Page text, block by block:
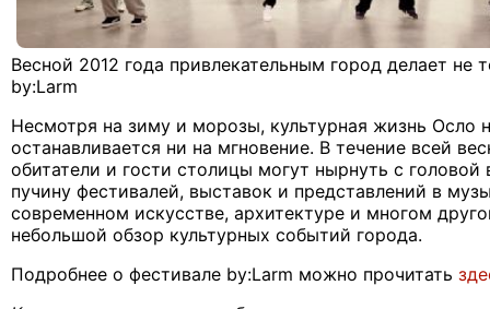
Весной 2012 года привлекательным город делает не
by:Larm
Несмотря на зиму и морозы, культурная жизнь Осло
останавливается ни на мгновение. В течение всей
обитатели и гости столицы могут нырнуть с головой
пучину фестивалей, выставок и представлений в
современном искусстве, архитектуре и многом
небольшой обзор культурных событий города.
Подробнее о фестивале by:Larm можно прочитать